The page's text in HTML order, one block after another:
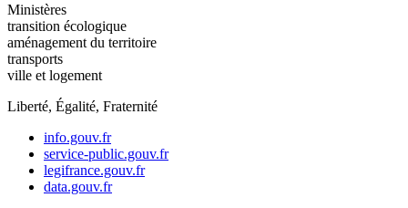
Ministères
transition écologique
aménagement du territoire
transports
ville et logement
Liberté, Égalité, Fraternité
info.gouv.fr
service-public.gouv.fr
legifrance.gouv.fr
data.gouv.fr